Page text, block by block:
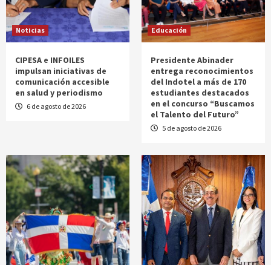
Noticias
CIPESA e INFOILES
impulsan iniciativas de
comunicación accesible
en salud y periodismo
6 de agosto de 2026
Educación
Presidente Abinader
entrega reconocimientos
del Indotel a más de 170
estudiantes destacados
en el concurso “Buscamos
el Talento del Futuro”
5 de agosto de 2026